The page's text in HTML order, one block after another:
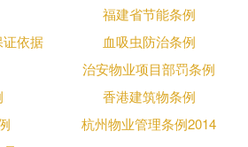
福建省节能条例
依据
血吸虫防治条例
治安物业项目部罚条例
香港建筑物条例
杭州物业管理条例2014